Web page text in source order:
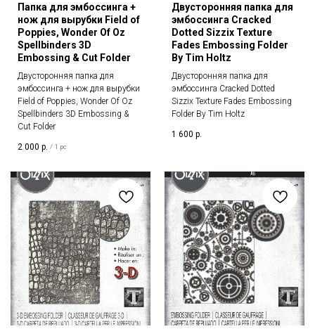
Папка для эмбоссинга +
нож для вырубки Field of
Poppies, Wonder Of Oz
Spellbinders 3D
Embossing & Cut Folder
Двусторонняя папка для
эмбоссинга + нож для вырубки
Field of Poppies, Wonder Of Oz
Spellbinders 3D Embossing &
Cut Folder
2 000 р. / 1 pc
Двусторонняя папка для
эмбоссинга Cracked
Dotted Sizzix Texture
Fades Embossing Folder
By Tim Holtz
Двусторонняя папка для
эмбоссинга Cracked Dotted
Sizzix Texture Fades Embossing
Folder By Tim Holtz
1 600 р.